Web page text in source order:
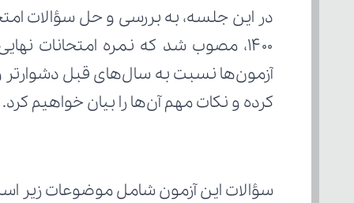
کرده و نکات مهم آن‌ها را بیان خواهیم کرد.
سؤالات این آزمون شامل موضوعات زیر